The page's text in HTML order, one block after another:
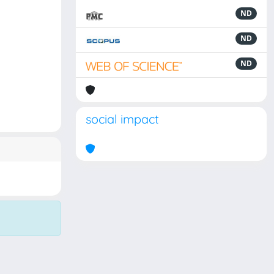
ND
ND
ND
social impact